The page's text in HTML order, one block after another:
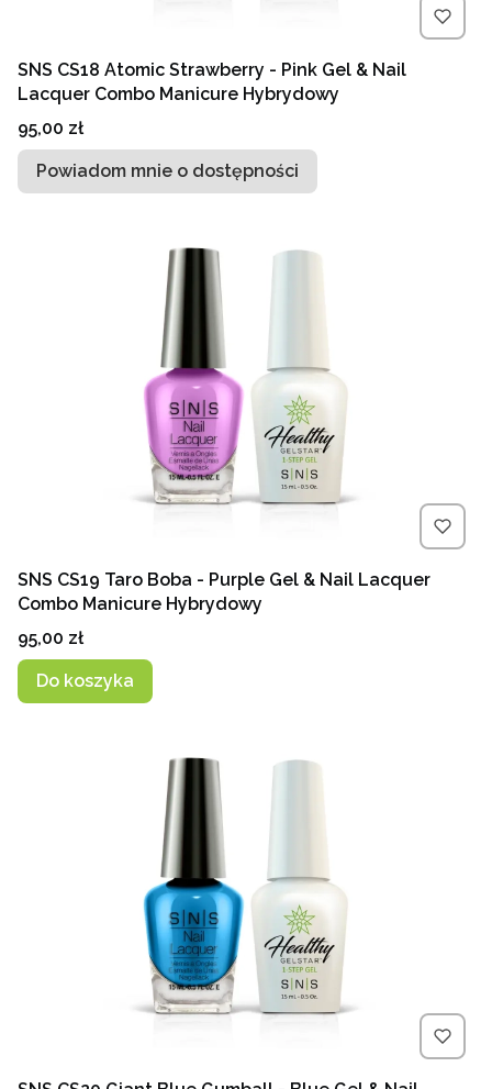
SNS CS18 Atomic Strawberry - Pink Gel & Nail
Lacquer Combo Manicure Hybrydowy
Cena
95,00 zł
Powiadom mnie o dostępności
SNS CS19 Taro Boba - Purple Gel & Nail Lacquer
Combo Manicure Hybrydowy
Cena
95,00 zł
Do koszyka